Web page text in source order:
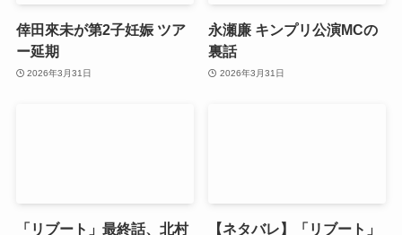
倖田來未が第2子妊娠 ツア
ー延期
2026年3月31日
永瀬廉 キンプリ公演MCの
裏話
2026年3月31日
「リブート」最終話、北村 【ネタバレ】「リブート」